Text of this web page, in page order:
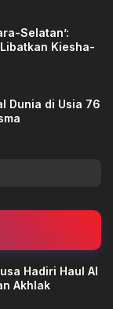
Selatan’:
Kiesha-
Dunia di Usia 76
Hadiri Haul Al
Akhlak